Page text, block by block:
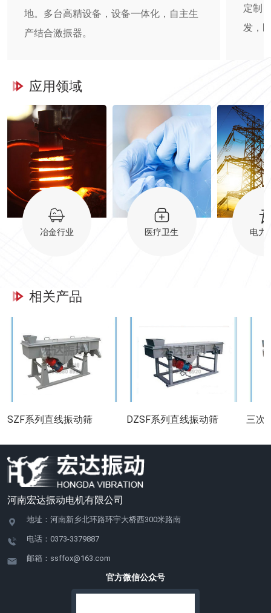
地。多台高精设备，设备一体化，自主生
产结合激振器。
定制
发，
应用领域
冶金行业 医疗卫生 电力
相关产品
SZF系列直线振动筛 DZSF系列直线振动筛 三次
河南宏达振动电机有限公司
地址：河南新乡北环路环宇大桥西300米路南
电话：0373-3379887
邮箱：ssffox@163.com
官方微信公众号